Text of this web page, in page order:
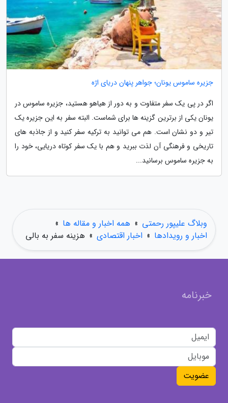
جزیره ساموس یونان؛ جواهر پنهان دریای اژه
اگر در پی یک سفر متفاوت و به دور از هیاهو هستید، جزیره ساموس در
یونان یکی از برترین گزینه ها برای شماست. البته سفر به این جزیره یک
تیر و دو نشان است. هم می توانید به ترکیه سفر کنید و از جاذبه های
تاریخی و فرهنگی آن لذت ببرید و هم با یک سفر کوتاه دریایی، خود را
به جزیره ساموس برسانید...
وبلاگ علیپور رحمتی » همه اخبار و مقاله ها »
اخبار و رویدادها » اخبار اقتصادی » هزینه سفر به بالی
خبرنامه
عضویت